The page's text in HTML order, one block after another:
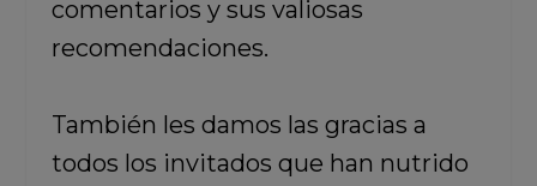
comentarios y sus valiosas
recomendaciones.
También les damos las gracias a
todos los invitados que han nutrido